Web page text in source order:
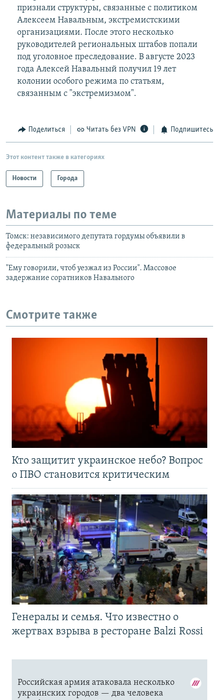
признали структуры, связанные с политиком
Алексеем Навальным, экстремистскими
организациями. После этого несколько
руководителей региональных штабов попали
под уголовное преследование. В августе 2023
года Алексей Навальный получил 19 лет
колонии особого режима по статьям,
связанным с "экстремизмом".
Поделиться Читать без VPN Подпишитесь
Этот контент также в категориях
Новости Города
Материалы по теме
Томск: независимого депутата гордумы объявили в
федеральный розыск
"Ему говорили, чтоб уезжал из России". Массовое
задержание соратников Навального
Смотрите также
Кто защитит украинское небо? Вопрос
о ПВО становится критическим
Генералы и семья. Что известно о
жертвах взрыва в ресторане Balzi Rossi